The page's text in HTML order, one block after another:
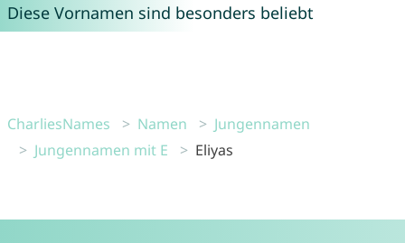
Diese Vornamen sind besonders beliebt
CharliesNames Namen
Jungennamen
Jungennamen mit E
Eliyas